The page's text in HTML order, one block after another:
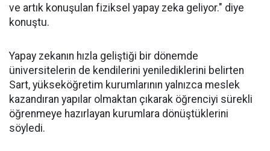
ve artık konuşulan fiziksel yapay zeka geliyor." diye
konuştu.
Yapay zekanın hızla geliştiği bir dönemde
üniversitelerin de kendilerini yenilediklerini belirten
Sart, yükseköğretim kurumlarının yalnızca meslek
kazandıran yapılar olmaktan çıkarak öğrenciyi sürekli
öğrenmeye hazırlayan kurumlara dönüştüklerini
söyledi.